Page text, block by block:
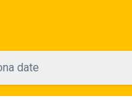
date